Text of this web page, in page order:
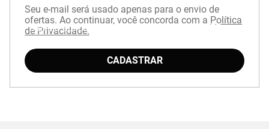
Baixe o aplicativo Mizuno e garanta
15% OFF
Seu e-mail será usado apenas para o envio de
ofertas. Ao continuar, você concorda com a Política
de Privacidade.
CADASTRAR